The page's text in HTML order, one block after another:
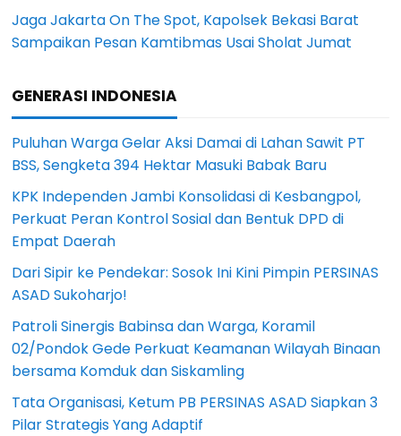
Jaga Jakarta On The Spot, Kapolsek Bekasi Barat
Sampaikan Pesan Kamtibmas Usai Sholat Jumat
GENERASI INDONESIA
Puluhan Warga Gelar Aksi Damai di Lahan Sawit PT
BSS, Sengketa 394 Hektar Masuki Babak Baru
KPK Independen Jambi Konsolidasi di Kesbangpol,
Perkuat Peran Kontrol Sosial dan Bentuk DPD di
Empat Daerah
Dari Sipir ke Pendekar: Sosok Ini Kini Pimpin PERSINAS
ASAD Sukoharjo!
Patroli Sinergis Babinsa dan Warga, Koramil
02/Pondok Gede Perkuat Keamanan Wilayah Binaan
bersama Komduk dan Siskamling
Tata Organisasi, Ketum PB PERSINAS ASAD Siapkan 3
Pilar Strategis Yang Adaptif